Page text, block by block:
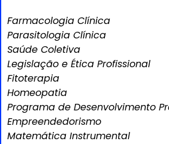
Farmacologia Clínica
Parasitologia Clínica
Saúde Coletiva
Legislação e Ética Profissional
Fitoterapia
Homeopatia
Programa de Desenvolvimento
Empreendedorismo
Matemática Instrumental